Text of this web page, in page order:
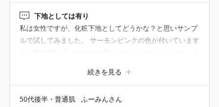
下地としては有り
私は女性ですが、化粧下地としてどうかな？と思いサンプ
ルで試してみました。 サーモンピンクの色が付いています
す、とありますが、よくわかりません(^_^;) 伸びがすごく
カテカもしません。日焼け止め効果もあり。 上からアドバ
続きを見る
50代後半・普通肌 ふーみんさん